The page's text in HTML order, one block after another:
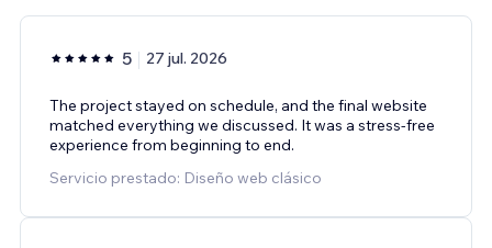
5 27 jul. 2026
The project stayed on schedule, and the final website
matched everything we discussed. It was a stress-free
experience from beginning to end.
Servicio prestado: Diseño web clásico